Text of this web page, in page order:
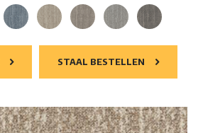
STAAL BESTELLEN